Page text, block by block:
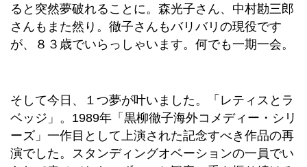
ると突然夢破れることに。森光子さん、中村勘三郎
さんもまた然り。徹子さんもバリバリの現役です
が、８３歳でいらっしゃいます。何でも一期一会。
そして今日、１つ夢が叶いました。「レティスとラ
ベッジ」。1989年「黒柳徹子海外コメディー・シリ
ーズ」一作目として上演された記念すべき作品の再
演でした。スタンディングオベーションの一員でい